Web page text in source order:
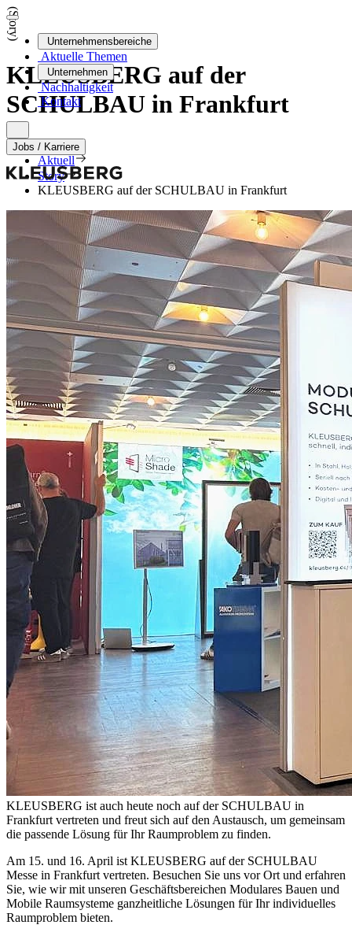
Unternehmensbereiche
Aktuelle Themen
Unternehmen
Nachhaltigkeit
Kontakt
Jobs / Karriere
(Story)
KLEUSBERG auf der
SCHULBAU in Frankfurt
Home
Aktuell
Story
KLEUSBERG auf der SCHULBAU in Frankfurt
KLEUSBERG ist auch heute noch auf der SCHULBAU in
Frankfurt vertreten und freut sich auf den Austausch, um gemeinsam
die passende Lösung für Ihr Raumproblem zu finden.
Am 15. und 16. April ist KLEUSBERG auf der SCHULBAU
Messe in Frankfurt vertreten. Besuchen Sie uns vor Ort und erfahren
Sie, wie wir mit unseren Geschäftsbereichen Modulares Bauen und
Mobile Raumsysteme ganzheitliche Lösungen für Ihr individuelles
Raumproblem bieten.